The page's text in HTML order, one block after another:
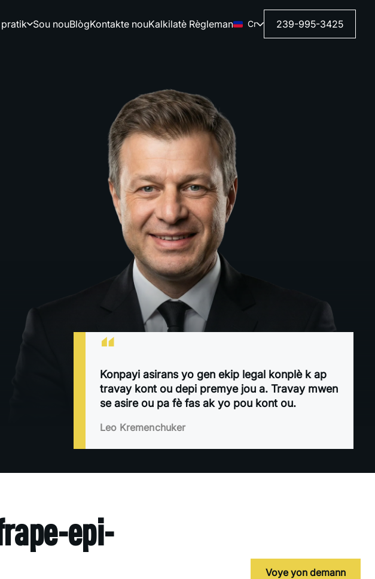
Sou nouBlògKontakte nouKalkilatè Règleman Cr 239-995-3425
“
Konpayi asirans yo gen ekip legal konplè k ap
travay kont ou depi premye jou a. Travay mwen
se asire ou pa fè fas ak yo pou kont ou.
Leo Kremenchuker
epi-
Voye yon demann